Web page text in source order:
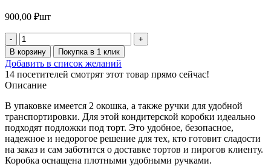
900,00 ₽шт
Количество
товара
Коробка
для
торта
с
ручками
280*280*300
(10
шт
в
упаковке)
В корзину Покупка в 1 клик
Добавить в список желаний
14 посетителей смотрят этот товар прямо сейчас!
Описание
В упаковке имеется 2 окошка, а также ручки для удобной
транспортировки. Для этой кондитерской коробки идеально
подходят подложки под торт. Это удобное, безопасное,
надежное и недорогое решение для тех, кто готовит сладости
на заказ и сам заботится о доставке тортов и пирогов клиенту.
Коробка оснащена плотными удобными ручками.